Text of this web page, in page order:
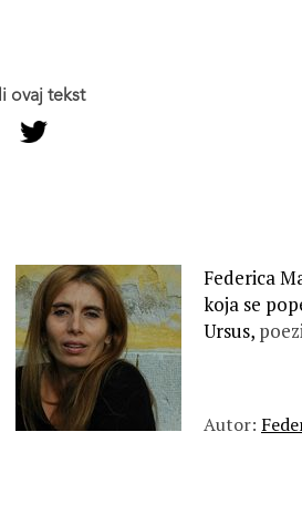
ovaj tekst
Federica
koja se
Ursus,
Autor: